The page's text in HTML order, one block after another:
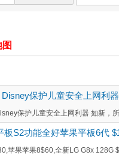
图
保护儿童安全上网利器
保护儿童安全上网利器 如新，
板S2功能全好苹果平板6代
苹果苹果8$60,全新LG G8x 128G